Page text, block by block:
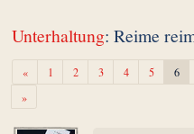
Unterhaltung: Reime
«Zurück1 2 3 4 5 6
»Weiter